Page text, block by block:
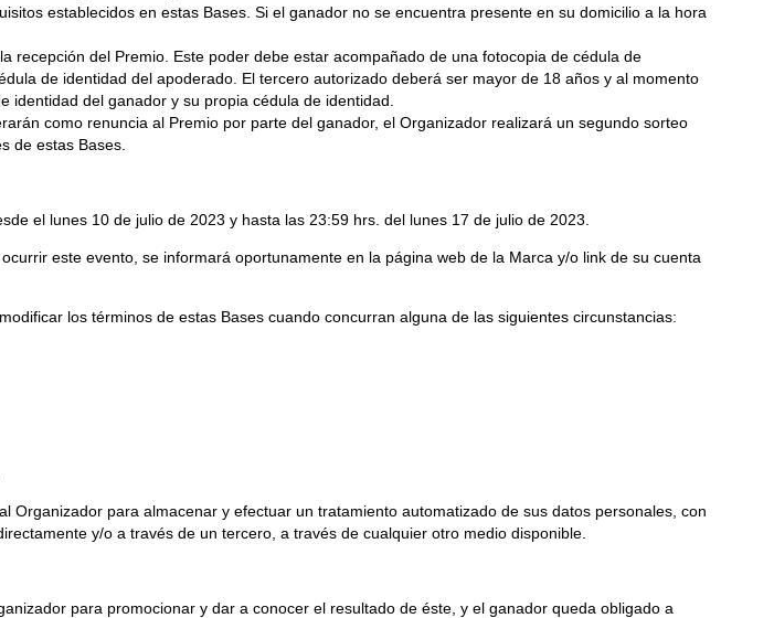
establecidos en estas Bases. Si el ganador no se encuentra presente en su domicilio a la hora
del Premio. Este poder debe estar acompañado de una fotocopia de cédula de
de identidad del apoderado. El tercero autorizado deberá ser mayor de 18 años y al momento
del ganador y su propia cédula de identidad.
como renuncia al Premio por parte del ganador, el Organizador realizará un segundo sorteo
de estas Bases.
el lunes 10 de julio de 2023 y hasta las 23:59 hrs. del lunes 17 de julio de 2023.
este evento, se informará oportunamente en la página web de la Marca y/o link de su cuenta
los términos de estas Bases cuando concurran alguna de las siguientes circunstancias:
para almacenar y efectuar un tratamiento automatizado de sus datos personales, con
y/o a través de un tercero, a través de cualquier otro medio disponible.
para promocionar y dar a conocer el resultado de éste, y el ganador queda obligado a